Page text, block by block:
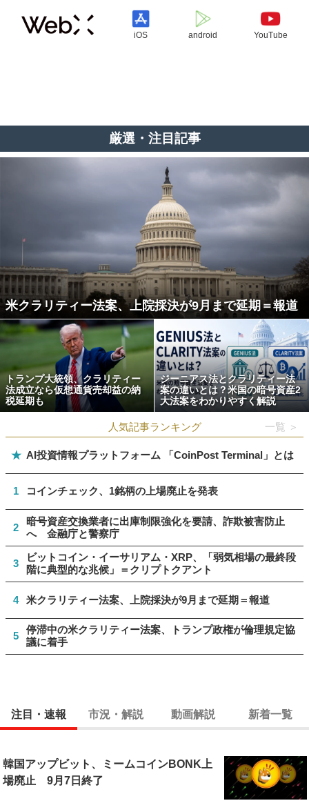
iOS android YouTube
厳選・注目記事
米クラリティー法案、上院採決が9月まで延期＝報道
トランプ大統領、クラリティー
法成立なら仮想通貨売却益の納
税延期も
ジーニアス法とクラリティー法
案の違いとは？米国の暗号資産2
大法案をわかりやすく解説
人気記事ランキング 一覧 ＞
★ AI投資情報プラットフォーム 「CoinPost Terminal」とは
1 コインチェック、1銘柄の上場廃止を発表
2
暗号資産交換業者に出庫制限強化を要請、詐欺被害防止
へ 金融庁と警察庁
3
ビットコイン・イーサリアム・XRP、「弱気相場の最終段
階に典型的な兆候」＝クリプトクアント
4 米クラリティー法案、上院採決が9月まで延期＝報道
5
停滞中の米クラリティー法案、トランプ政権が倫理規定協
議に着手
注目・速報 市況・解説 動画解説 新着一覧
韓国アップビット、ミームコインBONK上
場廃止 9月7日終了